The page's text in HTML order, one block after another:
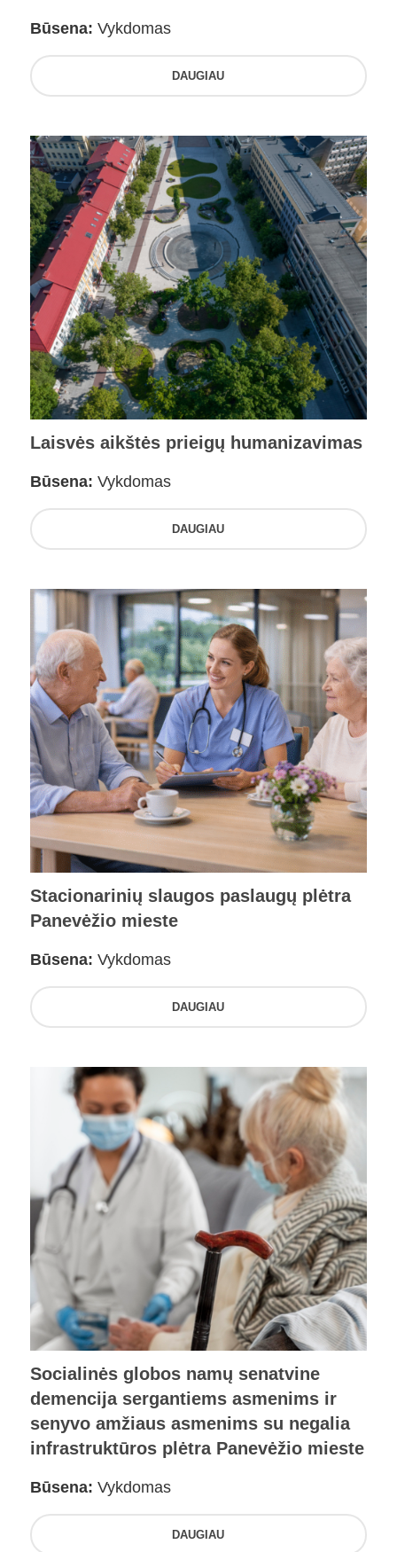
Būsena: Vykdomas
DAUGIAU
Laisvės aikštės prieigų humanizavimas
Būsena: Vykdomas
DAUGIAU
Stacionarinių slaugos paslaugų plėtra
Panevėžio mieste
Būsena: Vykdomas
DAUGIAU
Socialinės globos namų senatvine
demencija sergantiems asmenims ir
senyvo amžiaus asmenims su negalia
infrastruktūros plėtra Panevėžio mieste
Būsena: Vykdomas
DAUGIAU